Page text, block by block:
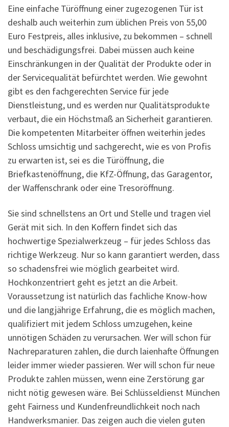
Eine einfache Türöffnung einer zugezogenen Tür ist
deshalb auch weiterhin zum üblichen Preis von 55,00
Euro Festpreis, alles inklusive, zu bekommen – schnell
und beschädigungsfrei. Dabei müssen auch keine
Einschränkungen in der Qualität der Produkte oder in
der Servicequalität befürchtet werden. Wie gewohnt
gibt es den fachgerechten Service für jede
Dienstleistung, und es werden nur Qualitätsprodukte
verbaut, die ein Höchstmaß an Sicherheit garantieren.
Die kompetenten Mitarbeiter öffnen weiterhin jedes
Schloss umsichtig und sachgerecht, wie es von Profis
zu erwarten ist, sei es die Türöffnung, die
Briefkastenöffnung, die KfZ-Öffnung, das Garagentor,
der Waffenschrank oder eine Tresoröffnung.
Sie sind schnellstens an Ort und Stelle und tragen viel
Gerät mit sich. In den Koffern findet sich das
hochwertige Spezialwerkzeug – für jedes Schloss das
richtige Werkzeug. Nur so kann garantiert werden, dass
so schadensfrei wie möglich gearbeitet wird.
Hochkonzentriert geht es jetzt an die Arbeit.
Voraussetzung ist natürlich das fachliche Know-how
und die langjährige Erfahrung, die es möglich machen,
qualifiziert mit jedem Schloss umzugehen, keine
unnötigen Schäden zu verursachen. Wer will schon für
Nachreparaturen zahlen, die durch laienhafte Öffnungen
leider immer wieder passieren. Wer will schon für neue
Produkte zahlen müssen, wenn eine Zerstörung gar
nicht nötig gewesen wäre. Bei Schlüsseldienst München
geht Fairness und Kundenfreundlichkeit noch nach
Handwerksmanier. Das zeigen auch die vielen guten